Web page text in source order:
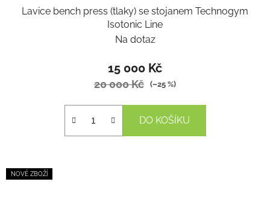
Lavice bench press (tlaky) se stojanem Technogym
Isotonic Line
Na dotaz
15 000 Kč
20 000 Kč (–25 %)
DO KOŠÍKU
NOVÉ ZBOŽÍ